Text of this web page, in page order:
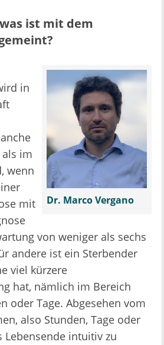
ist mit dem
Dr. Marco Vergano
in
im
wenn
mit
von weniger als sechs
andere ist ein Sterbender
viel kürzere
hat, nämlich im Bereich
oder Tage. Abgesehen vom
also Stunden, Tage oder
Lebensende intuitiv zu